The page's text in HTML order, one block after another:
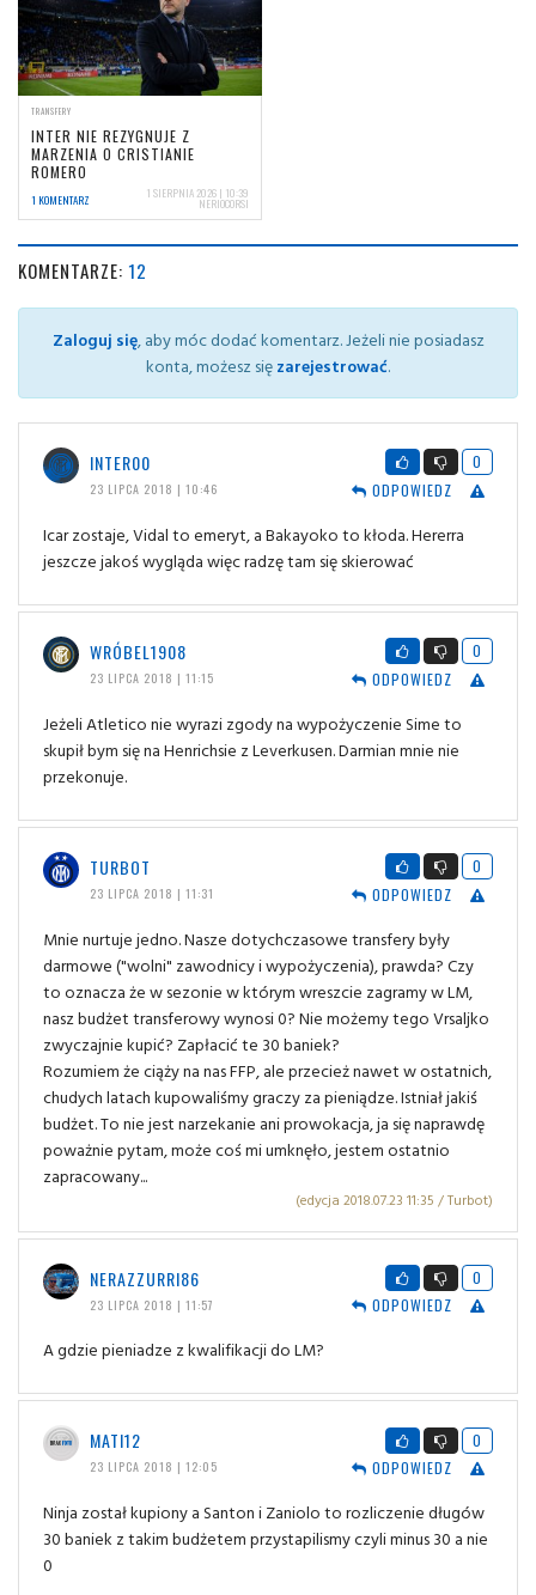
TRANSFERY
INTER NIE REZYGNUJE Z
MARZENIA O CRISTIANIE
ROMERO
1 KOMENTARZ 1 SIERPNIA 2026 | 10:39
NERIOCORSI
KOMENTARZE: 12
Zaloguj się, aby móc dodać komentarz. Jeżeli nie posiadasz
konta, możesz sięzarejestrować.
INTER00
23 LIPCA 2018 | 10:46
0
ODPOWIEDZ
Icar zostaje, Vidal to emeryt, a Bakayoko to kłoda. Hererra
jeszcze jakoś wygląda więc radzę tam się skierować
WRÓBEL1908
23 LIPCA 2018 | 11:15
0
ODPOWIEDZ
Jeżeli Atletico nie wyrazi zgody na wypożyczenie Sime to
skupił bym się na Henrichsie z Leverkusen. Darmian mnie nie
przekonuje.
TURBOT
23 LIPCA 2018 | 11:31
0
ODPOWIEDZ
Mnie nurtuje jedno. Nasze dotychczasowe transfery były
darmowe ("wolni" zawodnicy i wypożyczenia), prawda? Czy
to oznacza że w sezonie w którym wreszcie zagramy w LM,
nasz budżet transferowy wynosi 0? Nie możemy tego Vrsaljko
zwyczajnie kupić? Zapłacić te 30 baniek?
Rozumiem że ciąży na nas FFP, ale przecież nawet w ostatnich,
chudych latach kupowaliśmy graczy za pieniądze. Istniał jakiś
budżet. To nie jest narzekanie ani prowokacja, ja się naprawdę
poważnie pytam, może coś mi umknęło, jestem ostatnio
zapracowany...
(edycja 2018.07.23 11:35 / Turbot)
NERAZZURRI86
23 LIPCA 2018 | 11:57
0
ODPOWIEDZ
A gdzie pieniadze z kwalifikacji do LM?
MATI12
23 LIPCA 2018 | 12:05
0
ODPOWIEDZ
Ninja został kupiony a Santon i Zaniolo to rozliczenie długów
30 baniek z takim budżetem przystapilismy czyli minus 30 a nie
0